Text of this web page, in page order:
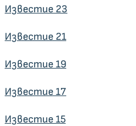
Известие 23
Известие 21
Известие 19
Известие 17
Известие 15